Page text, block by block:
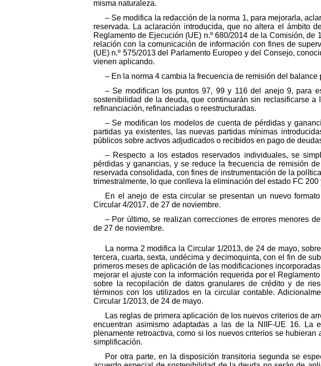
misma naturaleza.
– Se modifica la redacción de la norma 1, para mejorarla,
reservada. La aclaración introducida, que no altera el ámbito
Reglamento de Ejecución (UE) n.º 680/2014 de la Comisión,
relación con la comunicación de información con fines de
(UE) n.º 575/2013 del Parlamento Europeo y del Consejo,
vienen aplicando.
– En la norma 4 cambia la frecuencia de remisión del
– Se modifican los puntos 97, 99 y 116 del anejo 9, para
sostenibilidad de la deuda, que continuarán sin reclasificarse
refinanciación, refinanciadas o reestructuradas.
– Se modifican los modelos de cuenta de pérdidas y
partidas ya existentes, las nuevas partidas mínimas
públicos sobre activos adjudicados o recibidos en pago de
– Respecto a los estados reservados individuales, se
pérdidas y ganancias, y se reduce la frecuencia de remisión
reservada consolidada, con fines de instrumentación de la
trimestralmente, lo que conlleva la eliminación del estado FC
En el anejo de esta circular se presentan un nuevo
Circular 4/2017, de 27 de noviembre.
– Por último, se realizan correcciones de errores menores
de 27 de noviembre.
La norma 2 modifica la Circular 1/2013, de 24 de mayo,
tercera, cuarta, sexta, undécima y decimoquinta, con el fin de
primeros meses de aplicación de las modificaciones
mejorar el ajuste con la información requerida por el
sobre la recopilación de datos granulares de crédito y de
términos con los utilizados en la circular contable.
Circular 1/2013, de 24 de mayo.
Las reglas de primera aplicación de los nuevos criterios de
encuentran asimismo adaptadas a las de la NIIF-UE 16. La
plenamente retroactiva, como si los nuevos criterios se
simplificación.
Por otra parte, en la disposición transitoria segunda se